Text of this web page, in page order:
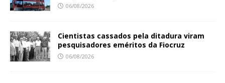
06/08/2026
Cientistas cassados pela ditadura viram
pesquisadores eméritos da Fiocruz
06/08/2026